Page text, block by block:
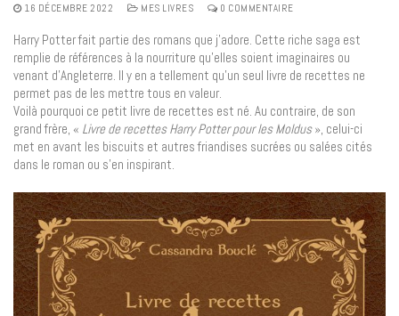
16 DÉCEMBRE 2022 MES LIVRES 0 COMMENTAIRE
Harry Potter fait partie des romans que j’adore. Cette riche saga est
remplie de références à la nourriture qu’elles soient imaginaires ou
venant d’Angleterre. Il y en a tellement qu’un seul livre de recettes ne
permet pas de les mettre tous en valeur.
Voilà pourquoi ce petit livre de recettes est né. Au contraire, de son
grand frère, « Livre de recettes Harry Potter pour les Moldus», celui-ci
met en avant les biscuits et autres friandises sucrées ou salées cités
dans le roman ou s’en inspirant.